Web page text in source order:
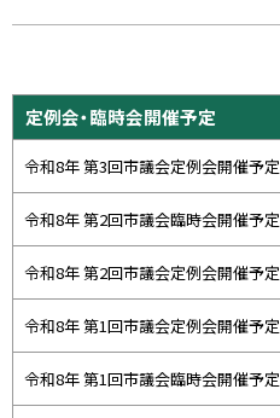
プ
に
戻
サ
イ
ド
メ
ニ
ュ
ー
定例会・臨時会開催予定
令和8年 第3回市議会定例会開催予定
令和8年 第2回市議会臨時会開催予定
令和8年 第2回市議会定例会開催予定
令和8年 第1回市議会定例会開催予定
令和8年 第1回市議会臨時会開催予定